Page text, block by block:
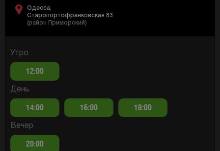
Одесса,
Старопортофранковская 83
(район Приморский)
Утро
12:00
День
14:00 16:00 18:00
Вечер
20:00